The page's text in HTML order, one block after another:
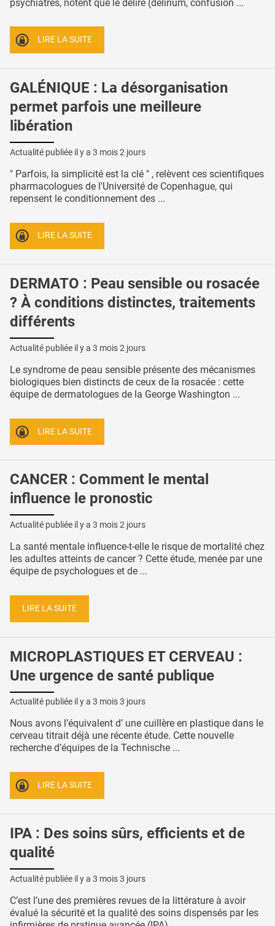
psychiatres, notent que le délire (délirium, confusion ...
LIRE LA SUITE
GALÉNIQUE : La désorganisation
permet parfois une meilleure
libération
Actualité publiée il y a 3 mois 2 jours
" Parfois, la simplicité est la clé " , relèvent ces scientifiques
pharmacologues de l'Université de Copenhague, qui
repensent le conditionnement des ...
LIRE LA SUITE
DERMATO : Peau sensible ou rosacée
? À conditions distinctes, traitements
différents
Actualité publiée il y a 3 mois 2 jours
Le syndrome de peau sensible présente des mécanismes
biologiques bien distincts de ceux de la rosacée : cette
équipe de dermatologues de la George Washington ...
LIRE LA SUITE
CANCER : Comment le mental
influence le pronostic
Actualité publiée il y a 3 mois 2 jours
La santé mentale influence-t-elle le risque de mortalité chez
les adultes atteints de cancer ? Cette étude, menée par une
équipe de psychologues et de ...
LIRE LA SUITE
MICROPLASTIQUES ET CERVEAU :
Une urgence de santé publique
Actualité publiée il y a 3 mois 3 jours
Nous avons l’équivalent d’ une cuillère en plastique dans le
cerveau titrait déjà une récente étude. Cette nouvelle
recherche d’équipes de la Technische ...
LIRE LA SUITE
IPA : Des soins sûrs, efficients et de
qualité
Actualité publiée il y a 3 mois 3 jours
C’est l’une des premières revues de la littérature à avoir
évalué la sécurité et la qualité des soins dispensés par les